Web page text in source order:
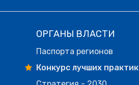
ОРГАНЫ ВЛАСТИ
Паспорта регионов
Конкурс лучших практик